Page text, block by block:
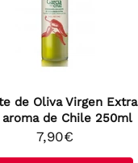
de Oliva Virgen Extra
aroma de Chile 250ml
7,90€